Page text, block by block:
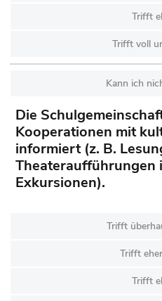
Trifft
Trifft voll
Kann ich
Die
Kooperationen mit
informiert (z. B.
Theateraufführungen
Exkursionen).
Trifft
Trifft
Trifft